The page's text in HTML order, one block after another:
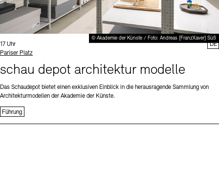
© Akademie der Künste / Foto: Andreas [FranzXaver] Süß
Uhrzeit:
17 Uhr
Standort
Pariser Platz
schau depot architektur modelle
Das Schaudepot bietet einen exklusiven Einblick in die herausragende Sammlung von
Architekturmodellen der Akademie der Künste.
Führung
DE